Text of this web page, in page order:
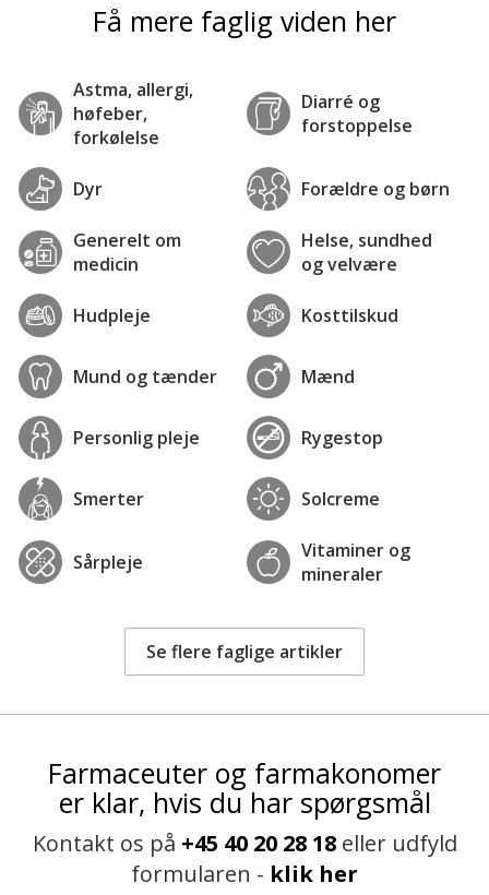
Få mere faglig viden her
Astma, allergi,
høfeber,
forkølelse
Diarré og
forstoppelse
Dyr Forældre og børn
Generelt om
medicin
Helse, sundhed
og velvære
Hudpleje Kosttilskud
Mund og tænder Mænd
Personlig pleje Rygestop
Smerter Solcreme
Sårpleje
Vitaminer og
mineraler
Se flere faglige artikler
Farmaceuter og farmakonomer
er klar, hvis du har spørgsmål
Kontakt os på +45 40 20 28 18eller udfyld
formularen - klik her